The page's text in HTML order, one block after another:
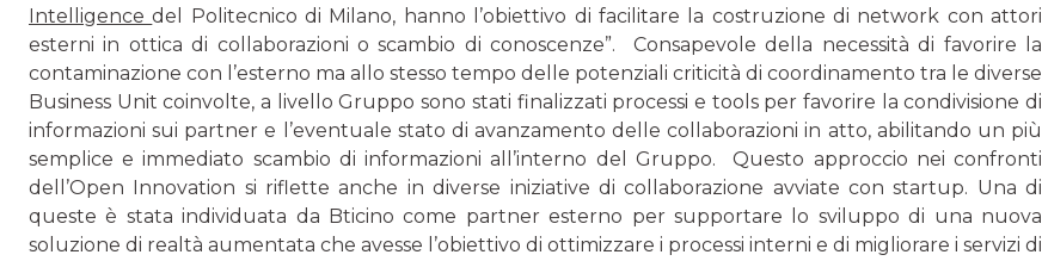
Intelligencedel Politecnico di Milano, hanno l’obiet­tivo di facilitare la costruzione di network con attori
esterni in ottica di collaborazioni o scambio di conoscenze”. Consapevole della necessità di favorire la
contaminazione con l’esterno ma allo stesso tempo delle potenziali criticità di coordinamento tra le diverse
Business Unit coinvolte, a livello Gruppo sono stati finalizzati processi e tools per favo­rire la condivisione di
informazioni sui partner e l’eventuale stato di avanzamento delle collaborazioni in atto, abilitando un più
semplice e immediato scambio di informazioni all’in­terno del Gruppo. Questo approccio nei confronti
dell’Open Innovation si riflette anche in diverse iniziative di collaborazione avvia­te con startup. Una di
queste è stata individuata da Bticino come partner esterno per supportare lo sviluppo di una nuova
soluzione di realtà aumentata che avesse l’obiettivo di ottimizzare i processi interni e di migliorare i servizi di